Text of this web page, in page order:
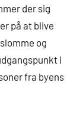
der sig
på at blive
og
i
fra byens